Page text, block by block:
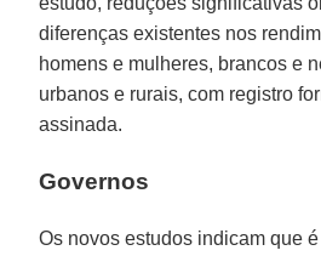
diferenças existentes nos
homens e mulheres, brancos e
urbanos e rurais, com registro
assinada.
Governos
Os novos estudos indicam que